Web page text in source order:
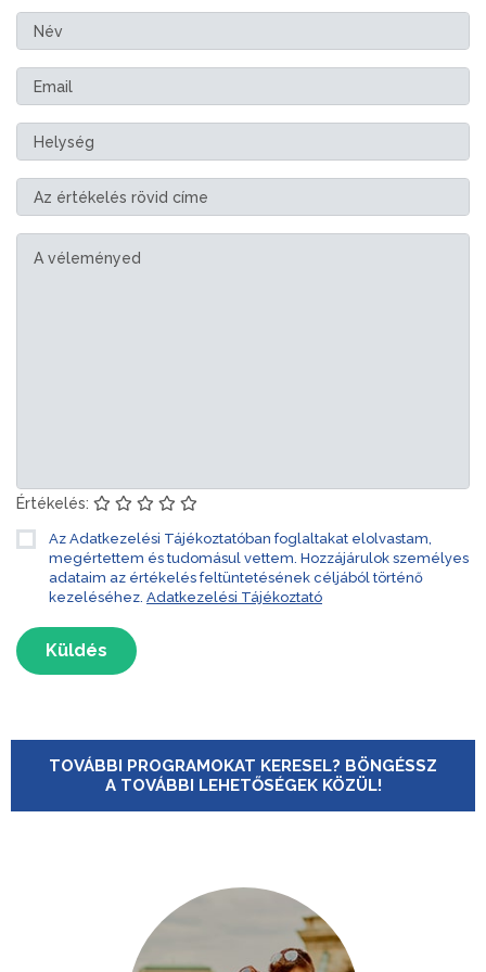
Értékelés:
Az Adatkezelési Tájékoztatóban foglaltakat elolvastam,
megértettem és tudomásul vettem. Hozzájárulok személyes
adataim az értékelés feltüntetésének céljából történő
kezeléséhez. Adatkezelési Tájékoztató
Küldés
TOVÁBBI PROGRAMOKAT KERESEL? BÖNGÉSSZ
A TOVÁBBI LEHETŐSÉGEK KÖZÜL!